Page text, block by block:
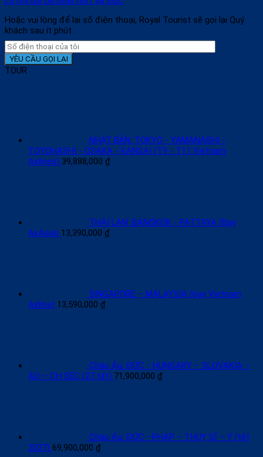
Hoặc vui lòng để lại số điện thoại, Royal Tourist sẽ gọi lại Quý
khách sau ít phút.
TOUR
NHẬT BẢN: TOKYO - YAMANASHI -
TOYOHASHI - OSAKA - KANSAI (T9 - T11 Vietnam
Airlines) 39,888,000 ₫
THÁI LAN: BANGKOK - PATTAYA (Bay
AirAsia) 13,390,000 ₫
SINGAPORE – MALAYSIA (bay Vietnam
Airline) 13,590,000 ₫
Châu Âu: ĐỨC - HUNGARY – SLOVAKIA –
ÁO – CH SÉC (27 tết) 71,900,000 ₫
Châu Âu: ĐỨC –PHÁP – THUỴ SĨ – Ý (tết
2027) 69,900,000 ₫